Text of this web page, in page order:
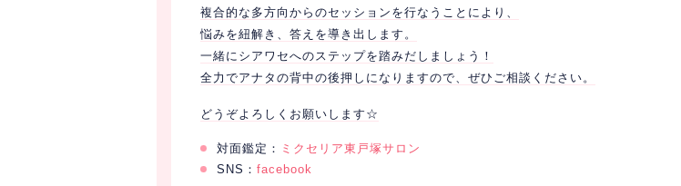
複合的な多方向からのセッションを行なうことにより、
悩みを紐解き、答えを導き出します。
一緒にシアワセへのステップを踏みだしましょう！
全力でアナタの背中の後押しになりますので、ぜひご相談ください。
どうぞよろしくお願いします☆
対面鑑定： ミクセリア東戸塚サロン
SNS： facebook